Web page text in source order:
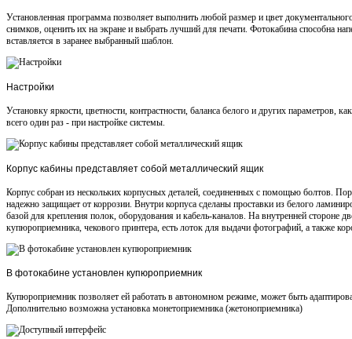
Установленная программа позволяет выполнить любой размер и цвет
снимков, оценить их на экране и выбрать лучший для печати. Фотокабина способна
вставляется в заранее выбранный шаблон.
Настройки
Установку яркости, цветности, контрастности, баланса белого и других параметров,
всего один раз - при настройке системы.
Корпус кабины представляет собой металлический ящик
Корпус собран из нескольких корпусных деталей, соединенных с помощью болтов.
надежно защищает от коррозии. Внутри корпуса сделаны проставки из белого
базой для крепления полок, оборудования и кабель-каналов. На внутренней стороне
купюроприемника, чекового принтера, есть лоток для выдачи фотографий, а также
В фотокабине установлен купюроприемник
Купюроприемник позволяет ей работать в автономном режиме, может быть
Дополнительно возможна установка монетоприемника (жетоноприемника)